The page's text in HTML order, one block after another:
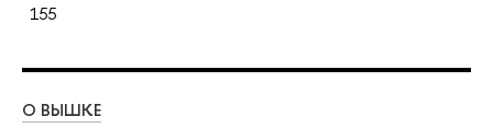
155
О ВЫШКЕ